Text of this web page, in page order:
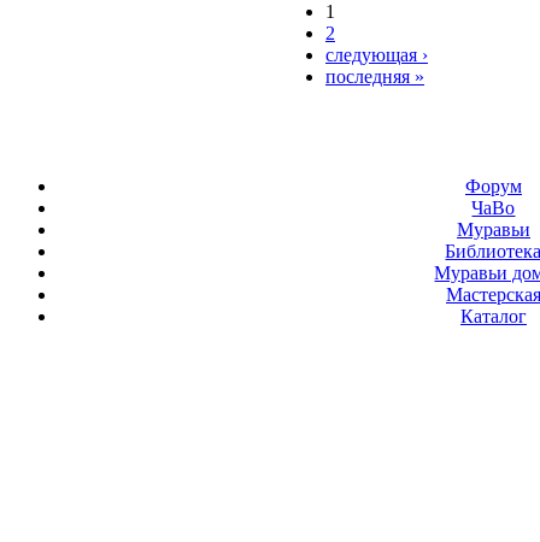
1
2
следующая ›
последняя »
Форум
ЧаВо
Муравьи
Муравьи
Мастерская
Каталог